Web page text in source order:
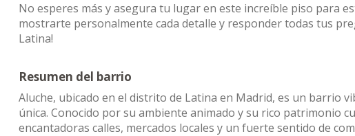
No esperes más y asegura tu lugar en este increíble piso para
mostrarte personalmente cada detalle y responder todas tus
Latina!
Resumen del barrio
Aluche, ubicado en el distrito de Latina en Madrid, es un barrio
única. Conocido por su ambiente animado y su rico patrimonio
encantadoras calles, mercados locales y un fuerte sentido de